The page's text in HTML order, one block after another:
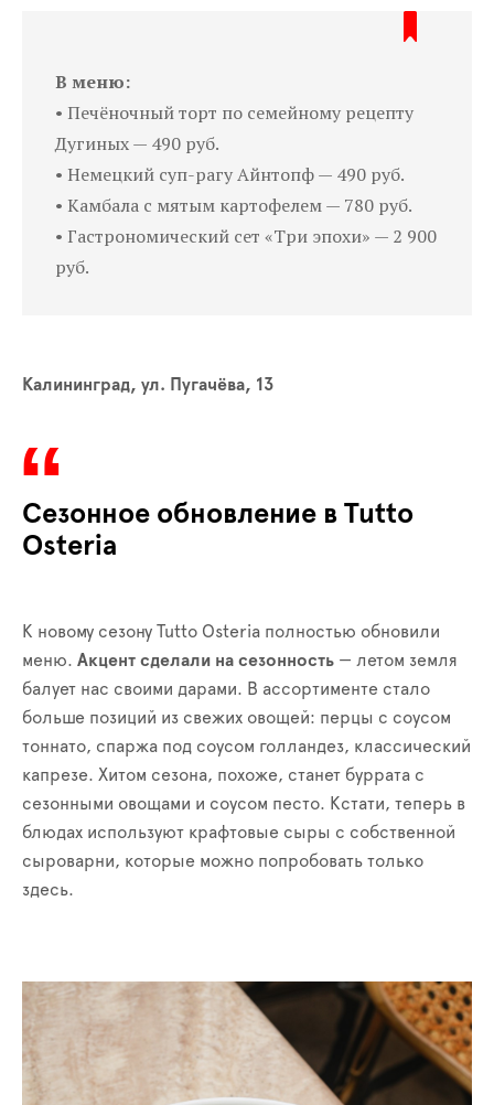
В меню:
• Печёночный торт по семейному рецепту
Дугиных — 490 руб.
• Немецкий суп-рагу Айнтопф — 490 руб.
• Камбала с мятым картофелем — 780 руб.
• Гастрономический сет «Три эпохи» — 2 900
руб.
Калининград, ул. Пугачёва, 13
Сезонное обновление в Tutto
Osteria
К новому сезону Tutto Osteria полностью обновили
меню. Акцент сделали на сезонность — летом земля
балует нас своими дарами. В ассортименте стало
больше позиций из свежих овощей: перцы с соусом
тоннато, спаржа под соусом голландез, классический
капрезе. Хитом сезона, похоже, станет буррата с
сезонными овощами и соусом песто. Кстати, теперь в
блюдах используют крафтовые сыры с собственной
сыроварни, которые можно попробовать только
здесь.